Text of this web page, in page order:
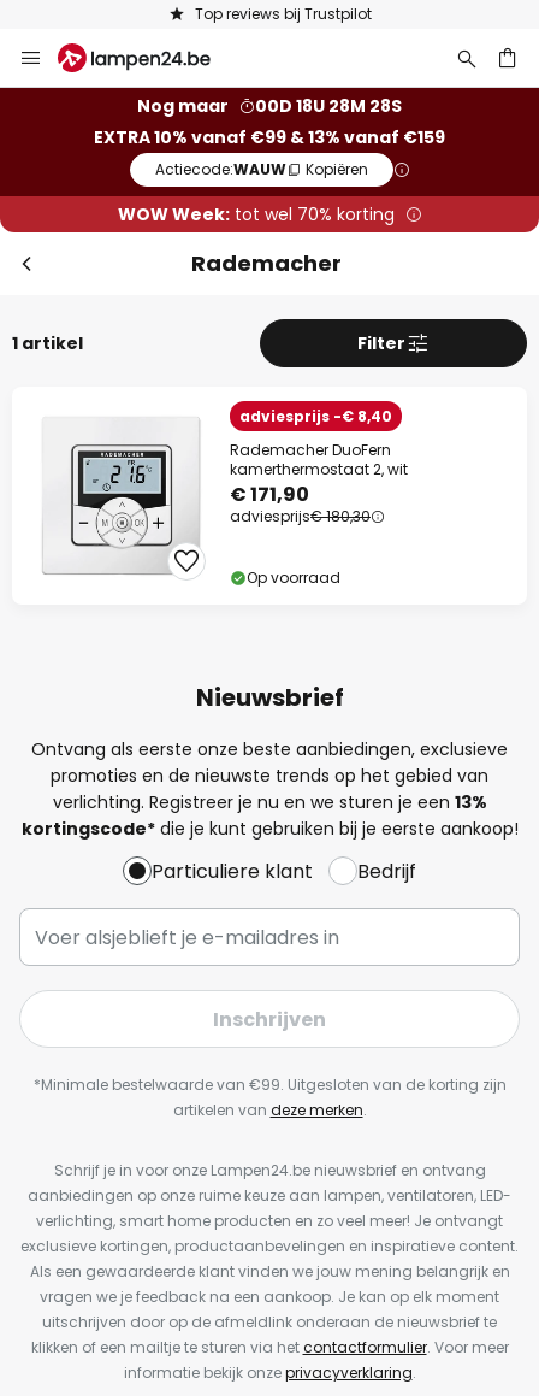
Top reviews bij Trustpilot
naar
Nog maar
00D 18U 28M 28S
EXTRA 10% vanaf €99 & 13% vanaf €159
Actiecode:WAUW Kopiëren
WOW Week:tot wel 70% korting
Rademacher
1 artikel Filter
adviesprijs -€ 8,40
Rademacher DuoFern
kamerthermostaat 2, wit
€ 171,90
adviesprijs€ 180,30
Op voorraad
Nieuwsbrief
Ontvang als eerste onze beste aanbiedingen, exclusieve
promoties en de nieuwste trends op het gebied van
verlichting. Registreer je nu en we sturen je een 13%
kortingscode*die je kunt gebruiken bij je eerste aankoop!
Particuliere klant Bedrijf
Inschrijven
*Minimale bestelwaarde van €99. Uitgesloten van de korting zijn
artikelen van deze merken.
Schrijf je in voor onze Lampen24.be nieuwsbrief en ontvang
aanbiedingen op onze ruime keuze aan lampen, ventilatoren, LED-
verlichting, smart home producten en zo veel meer! Je ontvangt
exclusieve kortingen, productaanbevelingen en inspiratieve content.
Als een gewaardeerde klant vinden we jouw mening belangrijk en
vragen we je feedback na een aankoop. Je kan op elk moment
uitschrijven door op de afmeldlink onderaan de nieuwsbrief te
klikken of een mailtje te sturen via hetcontactformulier. Voor meer
informatie bekijk onzeprivacyverklaring.